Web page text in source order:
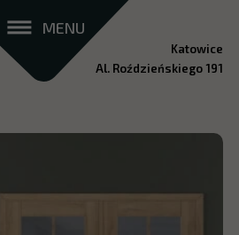
MENU
Katowice
Al. Roździeńskiego 191